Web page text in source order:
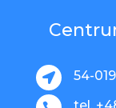
 54-